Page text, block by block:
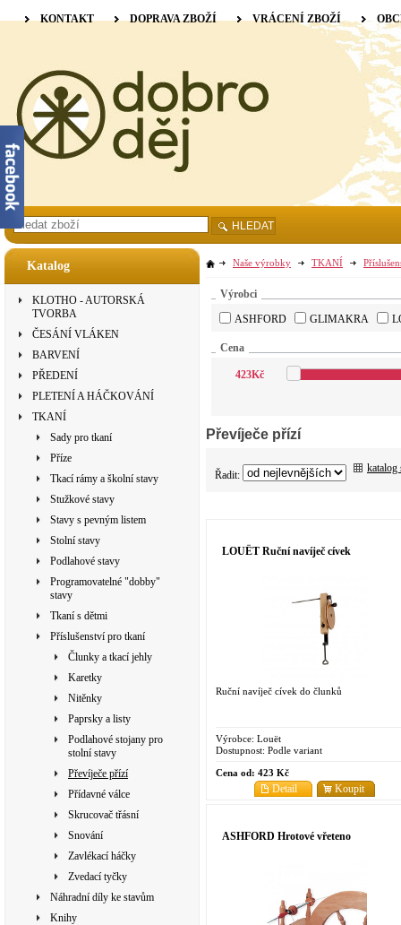
Katalog
KLOTHO - AUTORSKÁ
TVORBA
ČESÁNÍ VLÁKEN
BARVENÍ
PŘEDENÍ
PLETENÍ A HÁČKOVÁNÍ
TKANÍ
Sady pro tkaní
Příze
Tkací rámy a školní stavy
Stužkové stavy
Stavy s pevným listem
Stolní stavy
Podlahové stavy
Programovatelné "dobby"
stavy
Tkaní s dětmi
Příslušenství pro tkaní
Člunky a tkací jehly
Karetky
Nitěnky
Paprsky a listy
Podlahové stojany pro
stolní stavy
Převíječe přízí
Přídavné válce
Skrucovač třásní
Snování
Zavlékací háčky
Zvedací tyčky
Náhradní díly ke stavům
Knihy
Naše výrobky TKANÍ
Výrobci
ASHFORD
GLIMAKRA
Cena
423Kč
Převíječe přízí
Řadit:
katalog
LOUËT Ruční navíječ cívek
Ruční navíječ cívek do člunků
Výrobce: Louët
Dostupnost: Podle variant
Cena od: 423 Kč
Koupit
Detail
ASHFORD Hrotové vřeteno
KONTAKT DOPRAVA ZBOŽÍ VRÁCENÍ ZBOŽÍ
HLEDAT